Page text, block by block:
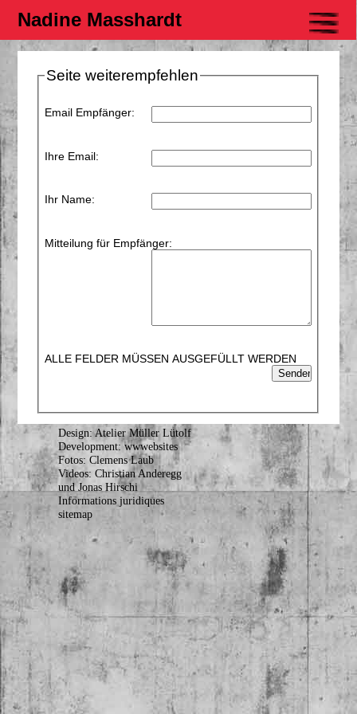
Nadine Masshardt
Seite weiterempfehlen
Email Empfänger:
Ihre Email:
Ihr Name:
Mitteilung für Empfänger:
ALLE FELDER MÜSSEN AUSGEFÜLLT WERDEN
Design: Atelier Müller Lütolf
Development: wwwebsites
Fotos: Clemens Laub
Videos: Christian Anderegg
und Jonas Hirschi
Informations juridiques
sitemap